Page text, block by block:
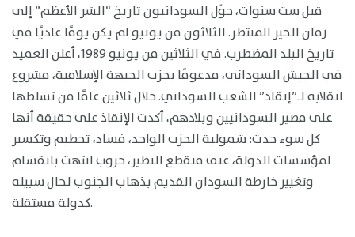
قبل ست سنوات، حوّل السودانيون تاريخ “الشر الأعظم” إلى
زمان الخير المنتظر. الثلاثون من يونيو لم يكن يومًا عاديًا في
تاريخ البلد المضطرب. في الثلاثين من يونيو 1989، أعلن العميد
في الجيش السوداني، مدعومًا بحزب الجبهة الإسلامية، مشروع
انقلابه لـ”إنقاذ” الشعب السوداني. خلال ثلاثين عامًا من تسلطها
على مصير السودانيين وبلادهم، أكدت الإنقاذ على حقيقة أنها
كل سوء حدث: شمولية الحزب الواحد، فساد، تحطيم وتكسير
لمؤسسات الدولة، عنف منقطع النظير، حروب انتهت بانقسام
وتغيير خارطة السودان القديم بذهاب الجنوب لحال سبيله
كدولة مستقلة.